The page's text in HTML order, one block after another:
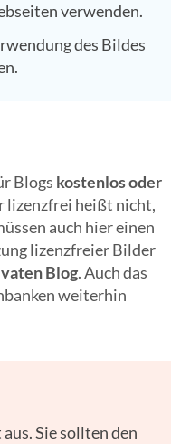
verwenden.
des Bildes
Blogs kostenlos oder
lizenzfrei heißt nicht,
auch hier einen
lizenzfreier Bilder
Blog. Auch das
weiterhin
Sie sollten den